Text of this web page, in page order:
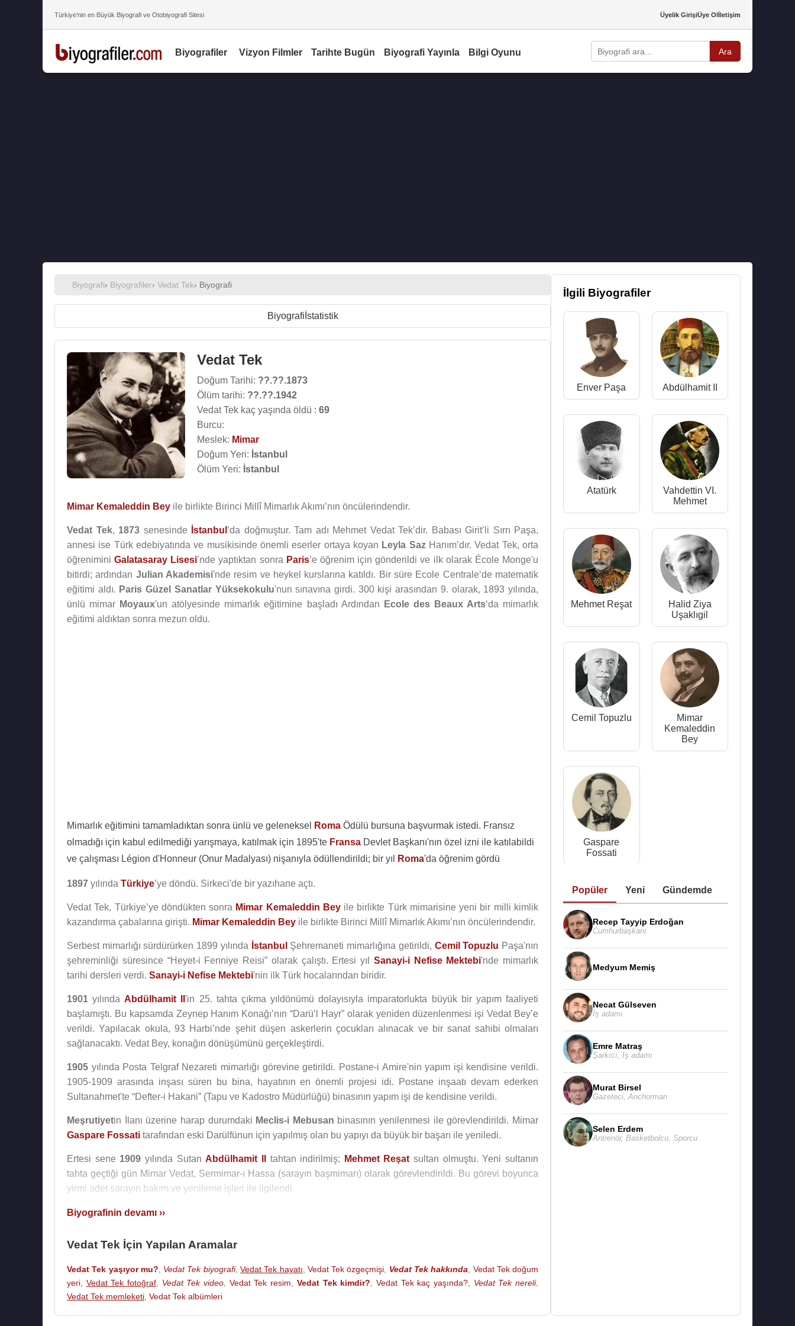
Türkiye’nin en Büyük Biyografi ve Otobiyografi Sitesi Üyelik GirişiÜye Olİletişim
Biyografiler Vizyon Filmler Tarihte Bugün Biyografi Yayınla Bilgi Oyunu Ara
Biyografi› Biyografiler› Vedat Tek› Biyografi
Biyografi İstatistik
Vedat Tek
Doğum Tarihi: ??.??.1873
Ölüm tarihi: ??.??.1942
Vedat Tek kaç yaşında öldü : 69
Burcu:
Meslek: Mimar
Doğum Yeri: İstanbul
Ölüm Yeri: İstanbul
Mimar Kemaleddin Bey ile birlikte Birinci Millî Mimarlık Akımı’nın öncülerindendir.
Vedat Tek, 1873 senesinde İstanbul ’da doğmuştur. Tam adı Mehmet Vedat Tek’dir. Babası Girit’li Sırrı Paşa,
annesi ise Türk edebiyatında ve musikisinde önemli eserler ortaya koyan Leyla SazHanım’dır. Vedat Tek, orta
öğreniminiGalatasaray Lisesi’nde yaptıktan sonra Paris’e öğrenim için gönderildi ve ilk olarak École Monge'u
bitirdi; ardından Julian Akademisi'nde resim ve heykel kurslarına katıldı. Bir süre Ecole Centrale‘de matematik
eğitimi aldı. Paris Güzel Sanatlar Yüksekokulu'nun sınavına girdi. 300 kişi arasından 9. olarak, 1893 yılında,
ünlü mimar Moyaux'un atölyesinde mimarlık eğitimine başladı Ardından Ecole des Beaux Arts‘da mimarlık
eğitimi aldıktan sonra mezun oldu.
Mimarlık eğitimini tamamladıktan sonra ünlü ve geleneksel Roma Ödülü bursuna başvurmak istedi. Fransız
olmadığı için kabul edilmediği yarışmaya, katılmak için 1895'te Fransa Devlet Başkanı'nın özel izni ile katılabildi
ve çalışması Légion d'Honneur (Onur Madalyası) nişanıyla ödüllendirildi; bir yıl
Roma'da öğrenim gördü
1897 yılında Türkiye’ye döndü. Sirkeci'de bir yazıhane açtı.
Vedat Tek, Türkiye’ye döndükten sonra Mimar Kemaleddin Beyile birlikte Türk mimarisine yeni bir milli kimlik
kazandırma çabalarına girişti. Mimar Kemaleddin Bey ile birlikte Birinci Millî Mimarlık Akımı’nın öncülerindendir.
Serbest mimarlığı sürdürürken 1899 yılında İstanbul Şehremaneti mimarlığına getirildi, Cemil Topuzlu Paşa'nın
şehreminliği süresince “Heyet-i Fenniye Reisi” olarak çalıştı. Ertesi yıl Sanayi-i Nefise Mektebi'nde mimarlık
tarihi dersleri verdi. Sanayi-i Nefise Mektebi'nin ilk Türk hocalarından biridir.
1901 yılındaAbdülhamit II 'in 25. tahta çıkma yıldönümü dolayısıyla imparatorlukta büyük bir yapım faaliyeti
başlamıştı. Bu kapsamda Zeynep Hanım Konağı’nın “Darü’l Hayr” olarak yeniden düzenlenmesi işi Vedat Bey’e
verildi. Yapılacak okula, 93 Harbi’nde şehit düşen askerlerin çocukları alınacak ve bir sanat sahibi olmaları
sağlanacaktı. Vedat Bey, konağın dönüşümünü gerçekleştirdi.
1905 yılında Posta Telgraf Nezareti mimarlığı görevine getirildi. Postane-i Amire'nin yapım işi kendisine verildi.
1905-1909 arasında inşası süren bu bina, hayatının en önemli projesi idi. Postane inşaatı devam ederken
Sultanahmet'te “Defter-i Hakani” (Tapu ve Kadostro Müdürlüğü) binasının yapım işi de kendisine verildi.
Meşrutiyetin İlanı üzerine harap durumdaki Meclis-i Mebusan binasının yenilenmesi ile görevlendirildi. Mimar
Gaspare Fossati tarafından eski Darülfünun için yapılmış olan bu yapıyı da büyük bir başarı ile yeniledi.
Ertesi sene 1909 yılında Sutan Abdülhamit II tahtan indirilmiş; Mehmet Reşat sultan olmuştu. Yeni sultanın
tahta geçtiği gün Mimar Vedat, Sermimar-ı Hassa (sarayın başmimarı) olarak görevlendirildi. Bu görevi boyunca
yirmi adet sarayın bakım ve yenileme işleri ile ilgilendi.
Vedat Tek, 1914 yılında saray başmimarı görevinden istifa ederek ayrıldı. Yine saray yapıları ile ilgilenmek üzere
Mehmet’in tahta çıkması üzerine saltanat değişim kuralları gereği bu görevinden alındı. Böylece altı yıl süren
1. Dünya Savaşısırasında ise Harbiye NazırıEnver Paşatarafından Harbiye Nezareti başmimarlığına atandı ve
bu görevi üç yıl sürdü.Bu görevi sırasında Sirkeci’deki Mesadet Hanı’nı (şimdiki Liman Hanı) Sultanın çocukları
Biyografinin devamı ››
Vedat Tek İçin Yapılan Aramalar
Vedat Tek yaşıyor mu? Vedat Tek biyografi, Vedat Tek hayatı Vedat Tek özgeçmişi Vedat Tek hakkında
Vedat Tek doğum
yeri
Vedat Tek fotoğraf Vedat Tek video Vedat Tek resim Vedat Tek kimdir? Vedat Tek kaç yaşında? Vedat Tek nereli,
Vedat Tek memleketi Vedat Tek albümleri
İlgili Biyografiler
Enver Paşa Abdülhamit II
Atatürk
Vahdettin VI.
Mehmet
Mehmet Reşat
Halid Ziya
Uşaklıgil
Cemil Topuzlu
Mimar
Kemaleddin
Bey
Gaspare
Fossati
Popüler Yeni Gündemde
Recep Tayyip Erdoğan
Cumhurbaşkanı
Medyum Memiş
Necat Gülseven
İş adamı
Emre Matraş
Şarkıcı İş adamı
Murat Birsel
Gazeteci Anchorman
Selen Erdem
Antrenör, Basketbolcu Sporcu